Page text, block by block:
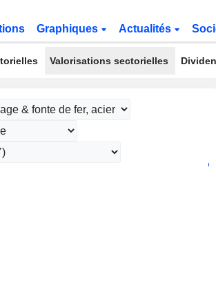
Graphiques Actualités
Valorisations sectorielles